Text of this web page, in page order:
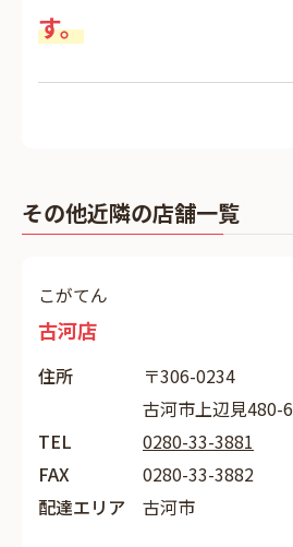
す。
その他近隣の店舗一覧
こがてん
古河店
住所
〒306-0234
古河市上辺見480-6
TEL
0280-33-3881
FAX
0280-33-3882
配達エリア
古河市